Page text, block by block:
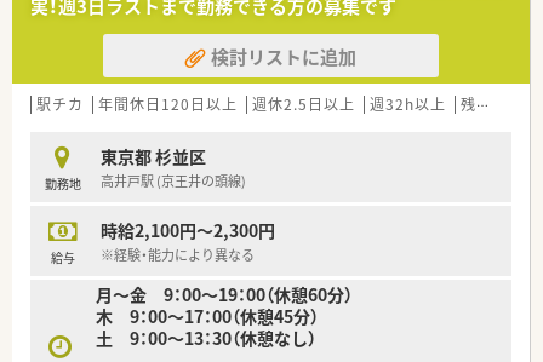
実！週3日ラストまで勤務できる方の募集です
検討リストに追加
駅チカ 年間休日120日以上 週休2.5日以上 週32h以上 残業なし(ほぼなし含む)
勤務地
東京都 杉並区
高井戸駅 (京王井の頭線)
給与
時給2,100円～2,300円
※経験・能力により異なる
月～金 9：00～19：00（休憩60分）
木 9：00～17：00（休憩45分）
土 9：00～13：30（休憩なし）